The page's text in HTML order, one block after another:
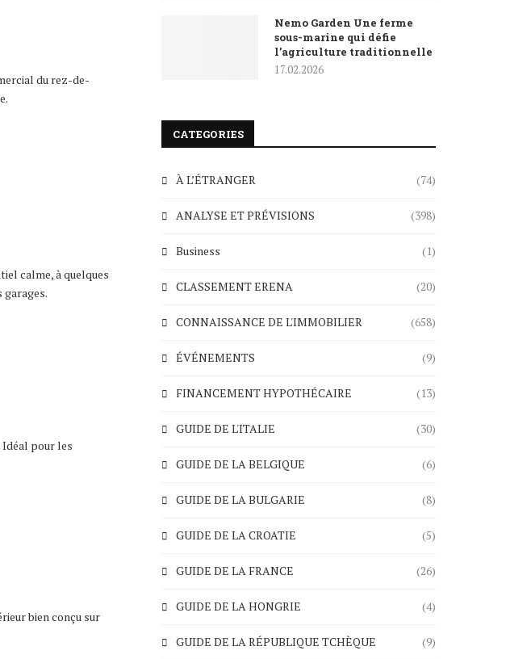
du rez-de-
calme, à quelques
garages.
pour les
bien conçu sur
Nemo Garden Une ferme
sous-marine qui défie
l’agriculture traditionnelle
17.02.2026
CATEGORIES
À L’ÉTRANGER (74)
ANALYSE ET PRÉVISIONS (398)
Business (1)
CLASSEMENT ERENA (20)
CONNAISSANCE DE L'IMMOBILIER (658)
ÉVÉNEMENTS (9)
FINANCEMENT HYPOTHÉCAIRE (13)
GUIDE DE L'ITALIE (30)
GUIDE DE LA BELGIQUE (6)
GUIDE DE LA BULGARIE (8)
GUIDE DE LA CROATIE (5)
GUIDE DE LA FRANCE (26)
GUIDE DE LA HONGRIE (4)
GUIDE DE LA RÉPUBLIQUE TCHÈQUE (9)